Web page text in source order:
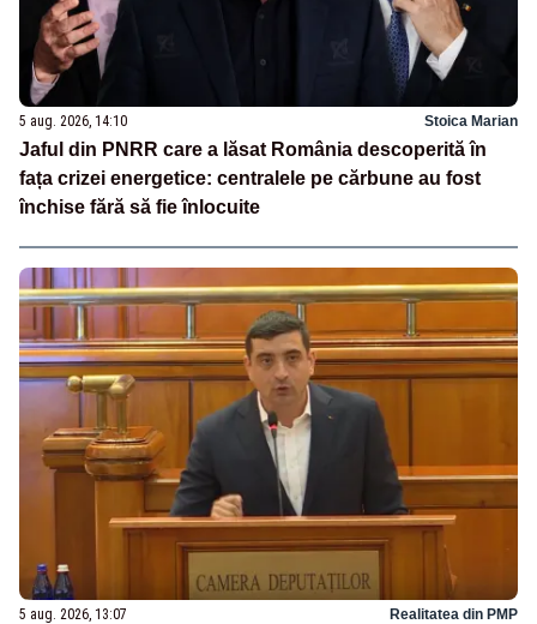
5 aug. 2026, 14:10 Stoica Marian
Jaful din PNRR care a lăsat România descoperită în
fața crizei energetice: centralele pe cărbune au fost
închise fără să fie înlocuite
5 aug. 2026, 13:07 Realitatea din PMP